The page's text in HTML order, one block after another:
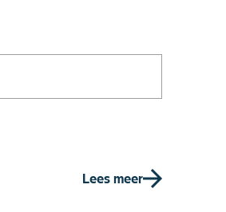
Lees meer